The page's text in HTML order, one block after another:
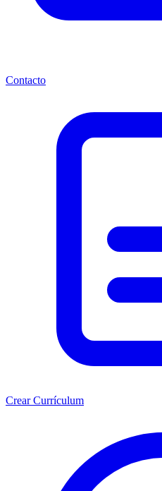
Contacto
Crear Currículum